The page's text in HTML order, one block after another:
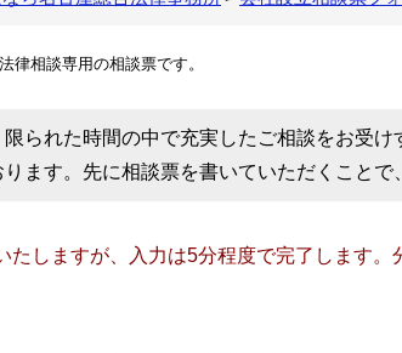
律相談専用の相談票です。
られた時間の中で充実したご相談をお受
ます。先に相談票を書いていただくことで
たしますが、入力は5分程度で完了します。